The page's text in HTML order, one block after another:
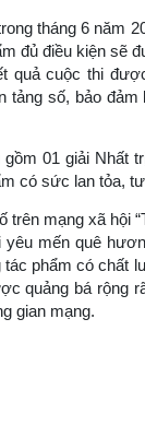
tháng 6 năm
đủ điều kiện sẽ
quả cuộc thi
số, bảo
01 giải Nhất
có sức lan tỏa,
mạng xã hội
mến quê
phẩm có chất
quảng bá rộng
gian mạng.